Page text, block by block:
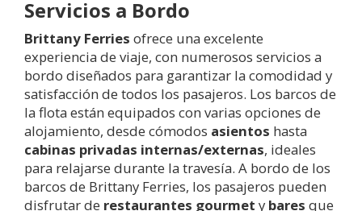
Servicios a Bordo
Brittany Ferries ofrece una excelente
experiencia de viaje, con numerosos servicios a
bordo diseñados para garantizar la comodidad y
satisfacción de todos los pasajeros. Los barcos de
la flota están equipados con varias opciones de
alojamiento, desde cómodos asientos hasta
cabinas privadas internas/externas, ideales
para relajarse durante la travesía. A bordo de los
barcos de Brittany Ferries, los pasajeros pueden
disfrutar de restaurantes gourmet y bares que